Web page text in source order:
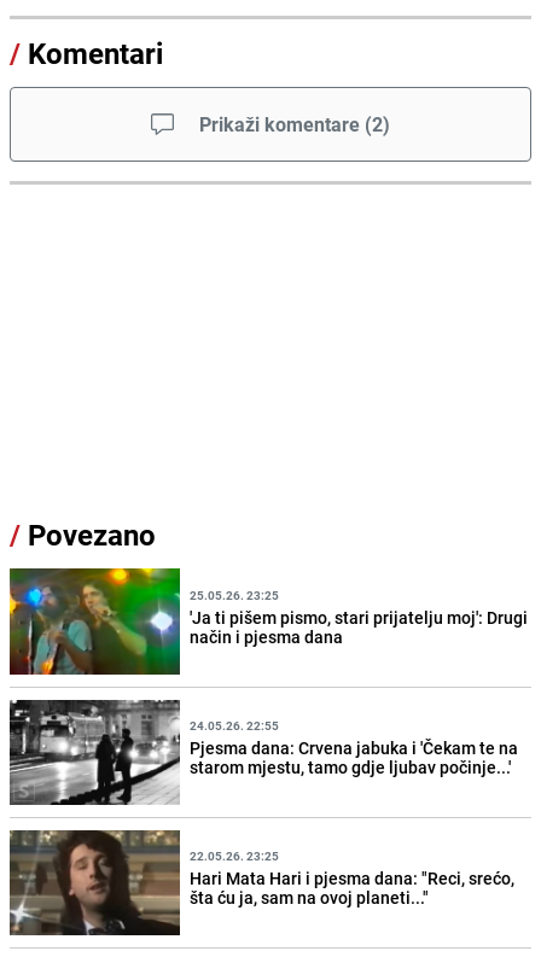
/ Komentari
Prikaži komentare (2)
/ Povezano
25.05.26. 23:25
'Ja ti pišem pismo, stari prijatelju moj': Drugi
način i pjesma dana
24.05.26. 22:55
Pjesma dana: Crvena jabuka i 'Čekam te na
starom mjestu, tamo gdje ljubav počinje...'
22.05.26. 23:25
Hari Mata Hari i pjesma dana: "Reci, srećo,
šta ću ja, sam na ovoj planeti..."